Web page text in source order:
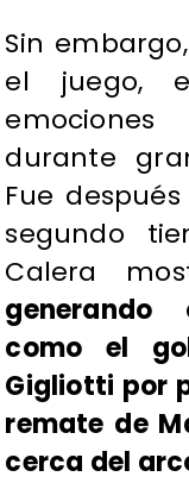
Sin
el juego,
durante
Fue
segundo
Calera
generando
como el
Gigliotti por
remate de
cerca del